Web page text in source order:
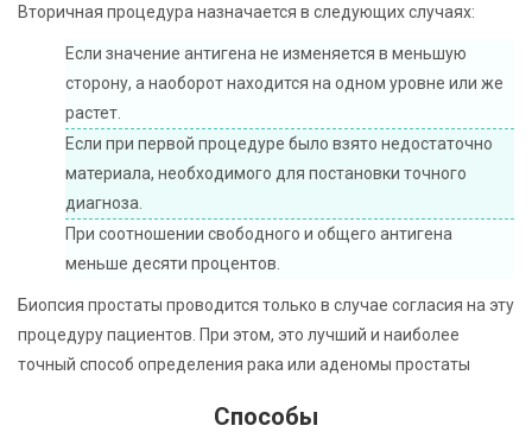
Вторичная процедура назначается в следующих случаях:
Если значение антигена не изменяется в меньшую
сторону, а наоборот находится на одном уровне или же
растет.
Если при первой процедуре было взято недостаточно
материала, необходимого для постановки точного
диагноза.
При соотношении свободного и общего антигена
меньше десяти процентов.
Биопсия простаты проводится только в случае согласия на эту
процедуру пациентов. При этом, это лучший и наиболее
точный способ определения рака или аденомы простаты
Способы